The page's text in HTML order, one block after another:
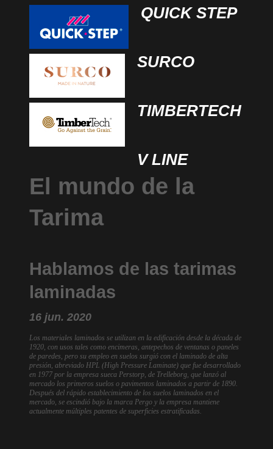
QUICK STEP
SURCO
TIMBERTECH
V LINE
El mundo de la
Tarima
Hablamos de las tarimas
laminadas
16 jun. 2020
Los materiales laminados se utilizan en la edificación desde la década de
1920, con usos tales como encimeras, antepechos de ventanas o paneles
de paredes, pero su empleo en suelos surgió con el laminado de alta
presión, abreviado HPL (High Pressure Laminate) que fue desarrollado
en 1977 por la empresa sueca Perstorp, de Trelleborg, que lanzó al
mercado los primeros suelos o pavimentos laminados a partir de 1890.
Después del rápido establecimiento de los suelos laminados en el
mercado, se escindió bajo la marca Pergo y la empresa mantiene
actualmente múltiples patentes de superficies estratificadas.